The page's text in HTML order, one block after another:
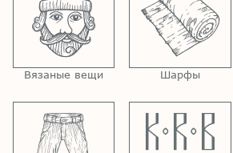
Вязаные вещи Шарфы